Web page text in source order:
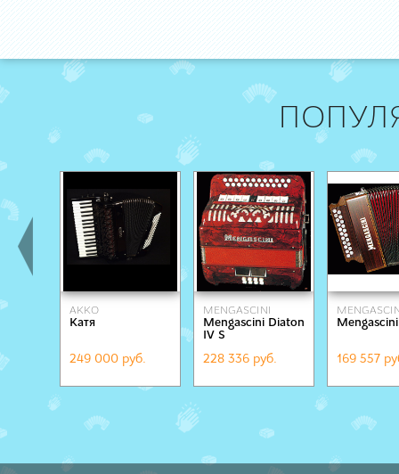
AKKO
Катя
249 000 руб.
MENGASCINI
Mengascini Diaton
IV S
228 336 руб. 169 557